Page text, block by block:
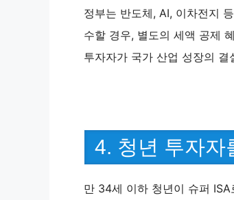
정부는 반도체, AI, 이차전지
수할 경우, 별도의 세액 공제
투자자가 국가 산업 성장의
4. 청년 투자자
만 34세 이하 청년이 슈퍼